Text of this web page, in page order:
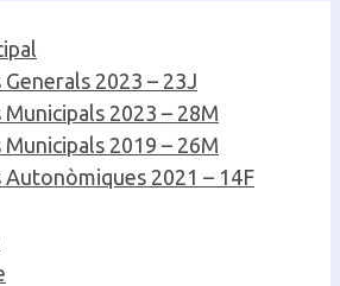
Generals 2023 – 23J
Municipals 2023 – 28M
Municipals 2019 – 26M
Autonòmiques 2021 – 14F